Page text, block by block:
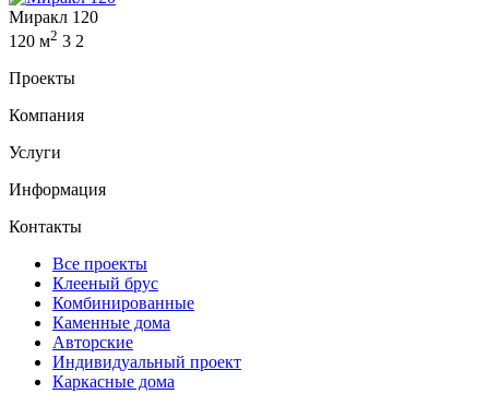
Миракл 120
120 м2 3 2
Проекты
Компания
Услуги
Информация
Контакты
Все проекты
Клееный брус
Комбинированные
Каменные дома
Авторские
Индивидуальный проект
Каркасные дома